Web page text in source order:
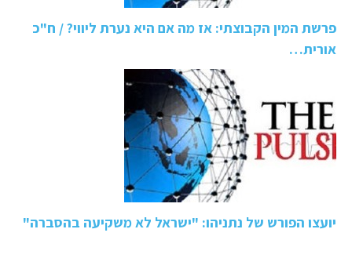
פרשת המין הקבוצתי: אז מה אם היא נערת ליווי? / ח"כ
אורית…
יועצו הפורש של נתניהו: "ישראל לא משקיעה בהסברה"